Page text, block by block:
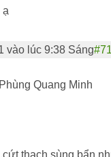
ạ
vào lúc 9:38 Sáng
Phùng Quang Minh
thạch sùng bẩn